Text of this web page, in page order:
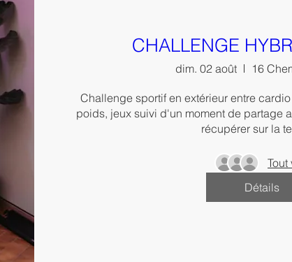
CHALLENGE
dim. 02 août 16
Challenge sportif en extérieur entre
poids, jeux suivi d'un moment de partage
récupérer sur la
Tout
Détails